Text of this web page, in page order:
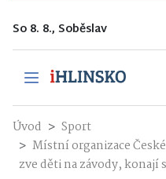
So 8. 8., Soběslav
Úvod
Sport
Místní organizace
zve děti na závody, konají